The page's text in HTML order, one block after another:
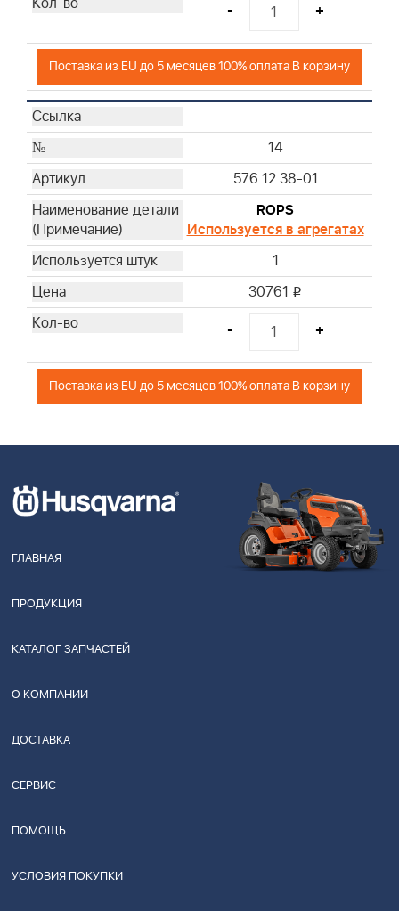
- +
Поставка из EU до 5 месяцев 100% оплата В корзину
14
576 12 38-01
ROPS
Используется в агрегатах
1
30761 i
- +
Поставка из EU до 5 месяцев 100% оплата В корзину
ГЛАВНАЯ
ПРОДУКЦИЯ
КАТАЛОГ ЗАПЧАСТЕЙ
О КОМПАНИИ
ДОСТАВКА
СЕРВИС
ПОМОЩЬ
УСЛОВИЯ ПОКУПКИ